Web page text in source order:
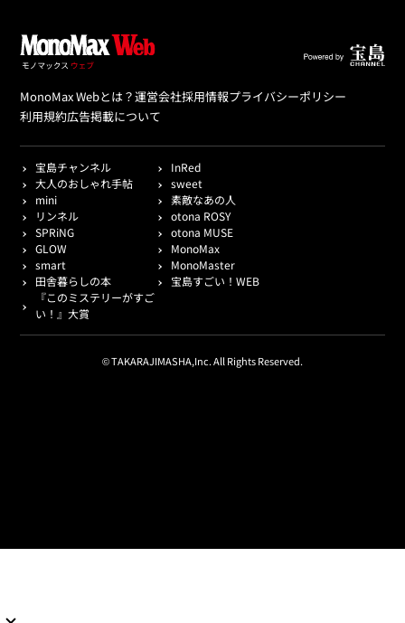
MonoMax Webとは？運営会社採用情報プライバシーポリシー
利用規約広告掲載について
宝島チャンネル
InRed
大人のおしゃれ手帖
sweet
mini
素敵なあの人
リンネル
otona ROSY
SPRiNG
otona MUSE
GLOW
MonoMax
smart
MonoMaster
田舎暮らしの本
宝島すごい！WEB
『このミステリーがすご
い！』大賞
© TAKARAJIMASHA,Inc. All Rights Reserved.